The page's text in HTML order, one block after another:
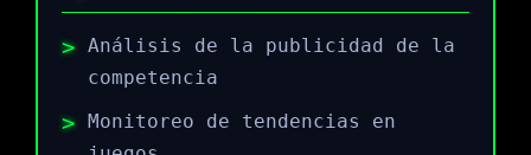
Análisis de la publicidad de la
competencia
Monitoreo de tendencias en